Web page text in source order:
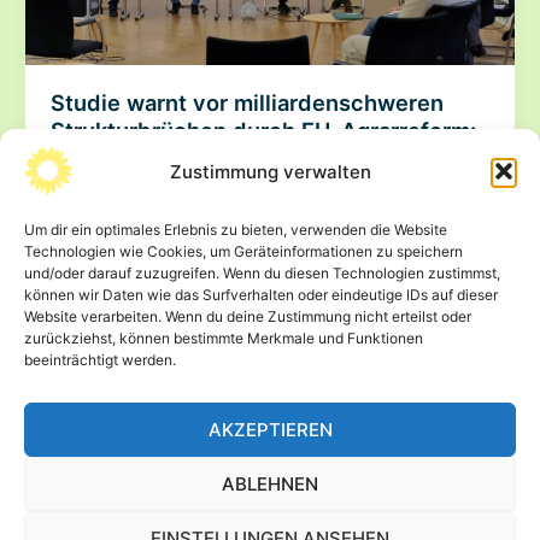
Zustimmung verwalten
Um dir ein optimales Erlebnis zu bieten, verwenden die Website
Technologien wie Cookies, um Geräteinformationen zu speichern
und/oder darauf zuzugreifen. Wenn du diesen Technologien zustimmst,
können wir Daten wie das Surfverhalten oder eindeutige IDs auf dieser
Website verarbeiten. Wenn du deine Zustimmung nicht erteilst oder
zurückziehst, können bestimmte Merkmale und Funktionen
beeinträchtigt werden.
AKZEPTIEREN
ABLEHNEN
Studie warnt vor milliardenschweren
Strukturbrüchen durch EU-Agrarreform:
Wissenschaft und Politik sehen
erhebliche Risiken für Sachsen,
Raum
20. Mai 2026
Berlin/Dresden. Die geplante Reform der Gemeinsamen
Agrarpolitik (GAP) der Europäischen Union ab 2028
könnte gravierende wirtschaftliche, soziale und
ökologische Folgen […]
milliardenschweren
Beitrag lesen »